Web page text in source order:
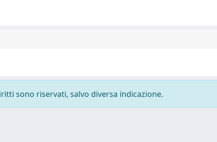
sono riservati, salvo diversa indicazione.